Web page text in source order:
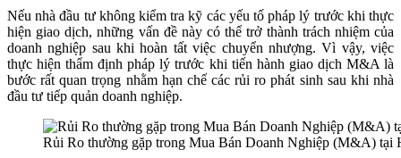
Nếu nhà đầu tư không kiểm tra kỹ các yếu tố pháp lý trước khi thực
hiện giao dịch, những vấn đề này có thể trở thành trách nhiệm của
doanh nghiệp sau khi hoàn tất việc chuyển nhượng. Vì vậy, việc
thực hiện thẩm định pháp lý trước khi tiến hành giao dịch M&A là
bước rất quan trọng nhằm hạn chế các rủi ro phát sinh sau khi nhà
đầu tư tiếp quản doanh nghiệp.
Rủi Ro thường gặp trong Mua Bán Doanh Nghiệp (M&A) tại